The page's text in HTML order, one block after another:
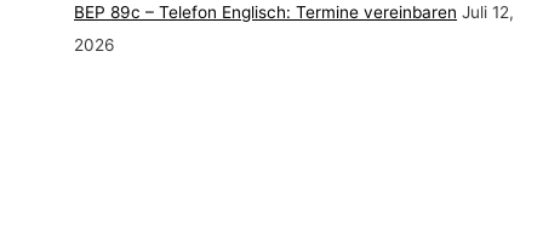
BEP 89c – Telefon Englisch: Termine vereinbaren Juli 12,
2026